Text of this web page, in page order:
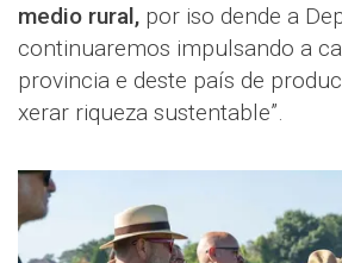
medio rural, por iso dende a
continuaremos impulsando a
provincia e deste país de
xerar riqueza sustentable”.